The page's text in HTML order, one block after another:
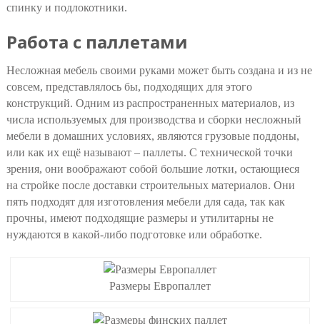
спинку и подлокотники.
Работа с паллетами
Несложная мебель своими руками может быть создана и из не
совсем, представлялось бы, подходящих для этого
конструкций. Одним из распространенных материалов, из
числа используемых для производства и сборки несложный
мебели в домашних условиях, являются грузовые поддоны,
или как их ещё называют – паллеты. С технической точки
зрения, они воображают собой большие лотки, остающиеся
на стройке после доставки строительных материалов. Они
пять подходят для изготовления мебели для сада, так как
прочны, имеют подходящие размеры и утилитарны не
нуждаются в какой-либо подготовке или обработке.
Размеры Европаллет